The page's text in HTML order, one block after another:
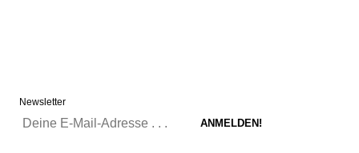
Newsletter